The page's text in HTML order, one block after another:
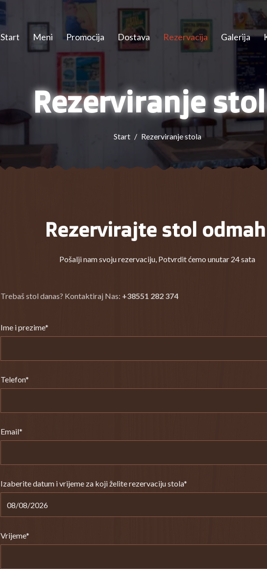
Start Meni Promocija Dostava Rezervacija Galerija
Rezerviranje
Start Rezerviranje stola
Rezervirajte stol
Pošalji nam svoju rezervaciju, Potvrdit ćemo unutar 24 sata
Trebaš stol danas? Kontaktiraj Nas: +38551 282 374
Ime i prezime*
Telefon*
Email*
Izaberite datum i vrijeme za koji želite rezervaciju stola*
Vrijeme*